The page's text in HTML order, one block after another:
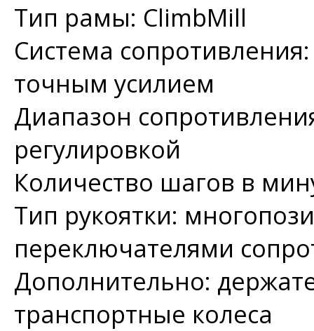
Тип рамы: ClimbMill
Система
точным усилием
Диапазон
регулировкой
Количество шагов в
Тип рукоятки:
переключателями
Дополнительно:
транспортные колеса